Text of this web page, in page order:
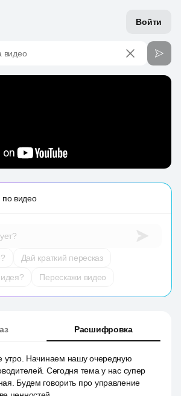
Войти
видео
по видео
Дай краткий пересказ
Перескажи видео
Расшифровка
утро. Начинаем нашу очередную
Сегодня тема у нас супер
Будем говорить про управление